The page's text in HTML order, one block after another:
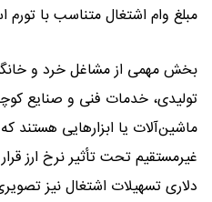
مبلغ وام اشتغال متناسب با
بخش مهمی از مشاغل خرد و
تولیدی، خدمات فنی و صنایع
ماشین‌آلات یا ابزارهایی هستند
غیرمستقیم تحت تأثیر نرخ ارز
دلاری تسهیلات اشتغال نیز